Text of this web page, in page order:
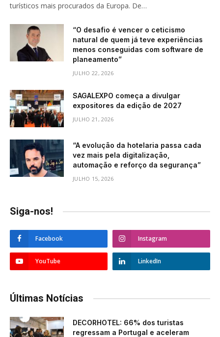
turísticos mais procurados da Europa. De…
“O desafio é vencer o ceticismo
natural de quem já teve experiências
menos conseguidas com software de
planeamento”
JULHO 22, 2026
SAGALEXPO começa a divulgar
expositores da edição de 2027
JULHO 21, 2026
“A evolução da hotelaria passa cada
vez mais pela digitalização,
automação e reforço da segurança”
JULHO 15, 2026
Siga-nos!
Facebook Instagram
YouTube LinkedIn
Últimas Notícias
DECORHOTEL: 66% dos turistas
regressam a Portugal e aceleram